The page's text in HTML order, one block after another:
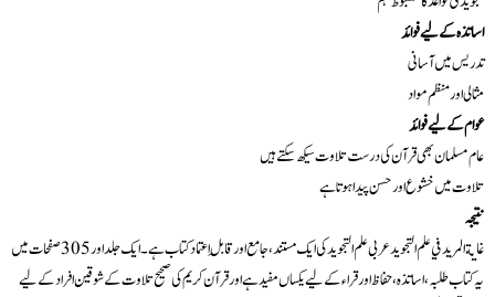
اساتذہ کے لیے فوائد
تدریس میں آسانی
مثالی اور منظم مواد
عوام کے لیے فوائد
عام مسلمان بھی قرآن کی درست تلاوت سیکھ سکتے ہیں
تلاوت میں خشوع اور حسن پیدا ہوتا ہے
نتیجہ
غاية المريد في علم التجويد عربی علم التجوید کی ایک مستند، جامع اور قابلِ اعتماد کتاب ہے۔ ایک جلد اور 305 صفحات میں
یہ کتاب طلبہ، اساتذہ، حفاظ اور قراء کے لیے یکساں مفید ہے اور قرآن کریم کی صحیح تلاوت کے شوقین افراد کے لیے